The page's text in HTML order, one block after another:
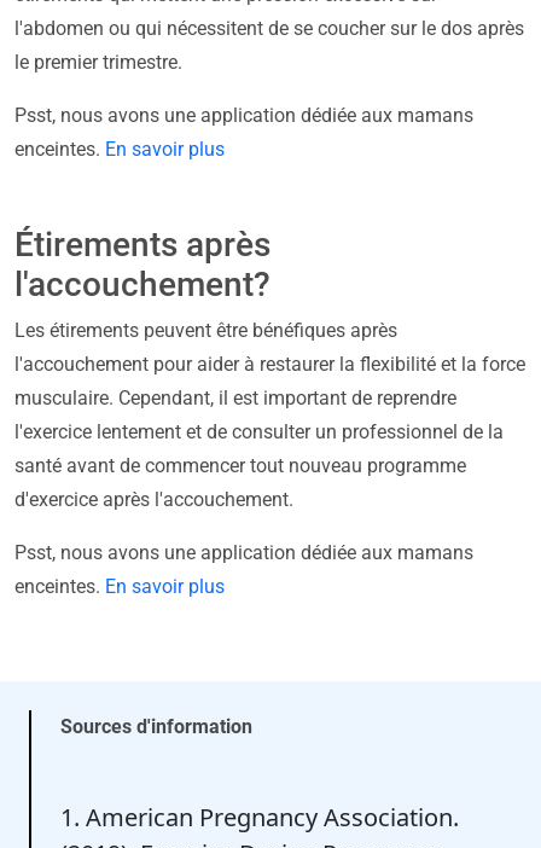
l'abdomen ou qui nécessitent de se coucher sur le dos après
le premier trimestre.
Psst, nous avons une application dédiée aux mamans
enceintes. En savoir plus
Étirements après
l'accouchement?
Les étirements peuvent être bénéfiques après
l'accouchement pour aider à restaurer la flexibilité et la force
musculaire. Cependant, il est important de reprendre
l'exercice lentement et de consulter un professionnel de la
santé avant de commencer tout nouveau programme
d'exercice après l'accouchement.
Psst, nous avons une application dédiée aux mamans
enceintes. En savoir plus
Sources d'information
1. American Pregnancy Association.